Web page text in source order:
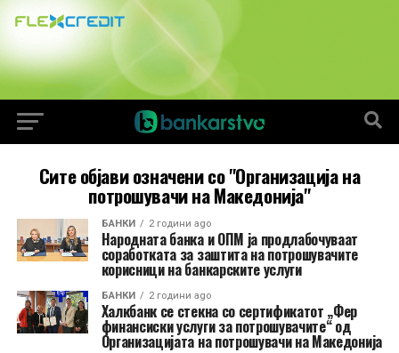
Сите објави означени со "Организација на
потрошувачи на Македонија"
БАНКИ 2 години ago
Народната банка и ОПМ ја продлабочуваат
соработката за заштита на потрошувачите
корисници на банкарските услуги
БАНКИ 2 години ago
Халкбанк се стекна со сертификатот „Фер
финансиски услуги за потрошувачите“ од
Организацијата на потрошувачи на Македонија